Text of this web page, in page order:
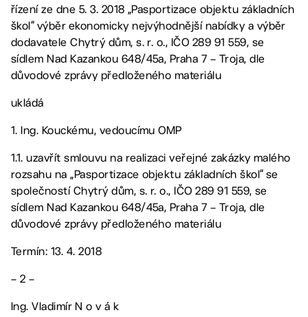
řízení ze dne 5. 3. 2018 „Pasportizace objektu základních
škol“ výběr ekonomicky nejvýhodnější nabídky a výběr
dodavatele Chytrý dům, s. r. o., IČO 289 91 559, se
sídlem Nad Kazankou 648/45a, Praha 7 – Troja, dle
důvodové zprávy předloženého materiálu
ukládá
1. Ing. Kouckému, vedoucímu OMP
1.1. uzavřít smlouvu na realizaci veřejné zakázky malého
rozsahu na „Pasportizace objektu základních škol“ se
společností Chytrý dům, s. r. o., IČO 289 91 559, se
sídlem Nad Kazankou 648/45a, Praha 7 – Troja, dle
důvodové zprávy předloženého materiálu
Termín: 13. 4. 2018
– 2 –
Ing. Vladimír N o v á k